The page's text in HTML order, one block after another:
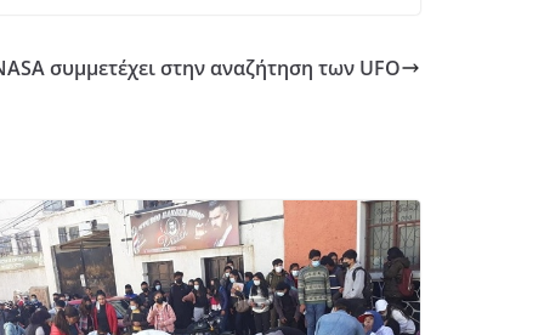
συμμετέχει στην αναζήτηση των UFO